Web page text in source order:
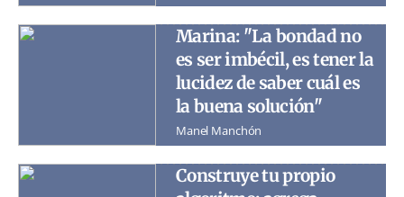
Marina: "La bondad no
es ser imbécil, es tener la
lucidez de saber cuál es
la buena solución"
Manel Manchón
Construye tu propio